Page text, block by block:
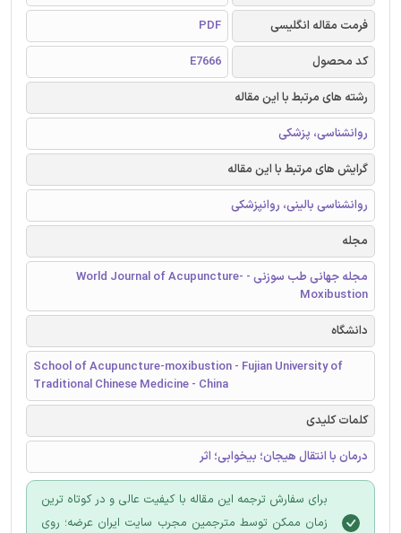
فرمت مقاله انگلیسی
PDF
کد محصول
E7666
رشته های مرتبط با این مقاله
روانشناسی، پزشکی
گرایش های مرتبط با این مقاله
روانشناسی بالینی، روانپزشکی
مجله
مجله جهانی طب سوزنی - World Journal of Acupuncture-
Moxibustion
دانشگاه
School of Acupuncture-moxibustion - Fujian University of
Traditional Chinese Medicine - China
کلمات کلیدی
درمان با انتقال هیجان؛ بیخوابی؛ اثر
برای سفارش ترجمه این مقاله با کیفیت عالی و در کوتاه ترین
زمان ممکن توسط مترجمین مجرب سایت ایران عرضه؛ روی